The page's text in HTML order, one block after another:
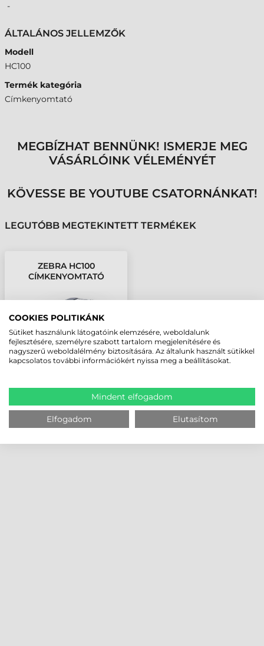
-
ÁLTALÁNOS JELLEMZŐK
Modell
HC100
Termék kategória
Címkenyomtató
MEGBÍZHAT BENNÜNK! ISMERJE MEG
VÁSÁRLÓINK VÉLEMÉNYÉT
KÖVESSE BE YOUTUBE CSATORNÁNKAT!
LEGUTÓBB MEGTEKINTETT TERMÉKEK
ZEBRA HC100
CÍMKENYOMTATÓ
COOKIES POLITIKÁNK
Sütiket használunk látogatóink elemzésére, weboldalunk
fejlesztésére, személyre szabott tartalom megjelenítésére és
nagyszerű weboldalélmény biztosítására. Az általunk használt sütikkel
kapcsolatos további információkért nyissa meg a beállításokat.
Mindent elfogadom
Elfogadom Elutasítom